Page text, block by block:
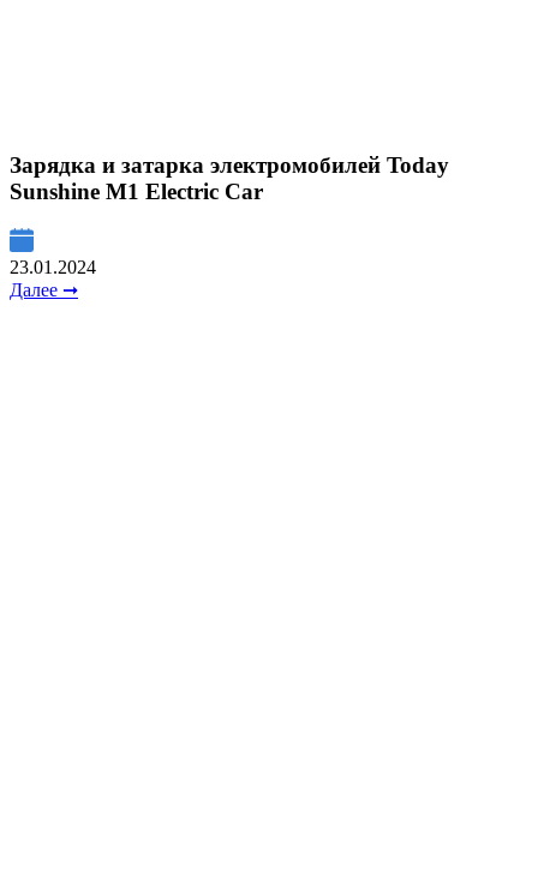
Зарядка и затарка электромобилей Today
Sunshine M1 Electric Car
23.01.2024
Далее ➞